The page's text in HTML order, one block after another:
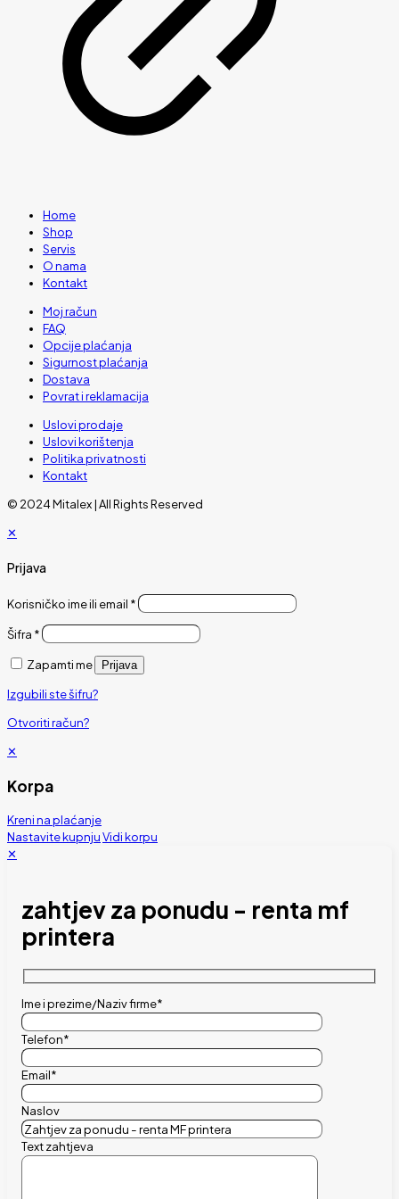
Home
Shop
Servis
O nama
Kontakt
Moj račun
FAQ
Opcije plaćanja
Sigurnost plaćanja
Dostava
Povrat i reklamacija
Uslovi prodaje
Uslovi korištenja
Politika privatnosti
Kontakt
© 2024 Mitalex | All Rights Reserved
✕
Prijava
Korisničko ime ili email *
Šifra *
Zapamti me Prijava
Izgubili ste šifru?
Otvoriti račun?
✕
Korpa
Kreni na plaćanje
Nastavite kupnjuVidi korpu
✕
zahtjev za ponudu - renta mf
printera
Ime i prezime/Naziv firme*
Telefon*
Email*
Naslov
Text zahtjeva